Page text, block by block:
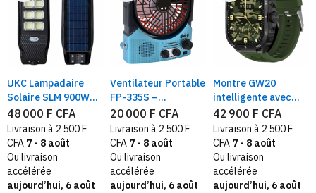
UKC Lampadaire
Solaire SLM 900W
avec support
48 000 F CFA
Livraison à 2 500 F
CFA 7 - 8 août
Ou livraison
accélérée
aujourd’hui, 6 août
Ventilateur Portable
FP-335S –
Bluetooth, Radio
AM/FM, LED intégrée
20 000 F CFA
Livraison à 2 500 F
CFA 7 - 8 août
Ou livraison
accélérée
aujourd’hui, 6 août
Montre GW20
intelligente avec
grand écran HD ,
appel Bluetooth,
boussole, NDavid,
voix AI, surveillance
de santé, mode, 2.1
42 900 F CFA
Livraison à 2 500 F
CFA 7 - 8 août
Ou livraison
accélérée
aujourd’hui, 6 août